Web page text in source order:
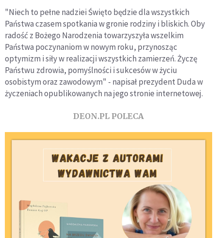
"Niech to pełne nadziei Święto będzie dla wszystkich
Państwa czasem spotkania w gronie rodziny i bliskich. Oby
radość z Bożego Narodzenia towarzyszyła wszelkim
Państwa poczynaniom w nowym roku, przynosząc
optymizm i siły w realizacji wszystkich zamierzeń. Życzę
Państwu zdrowia, pomyślności i sukcesów w życiu
osobistym oraz zawodowym" - napisał prezydent Duda w
życzeniach opublikowanych na jego stronie internetowej.
DEON.PL POLECA